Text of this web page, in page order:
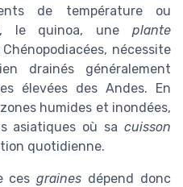
de température ou
le quinoa, une plante
nécessite
drainés généralement
élevées des Andes. En
humides et inondées,
asiatiques où sa cuisson
quotidienne.
cesgraines dépend donc